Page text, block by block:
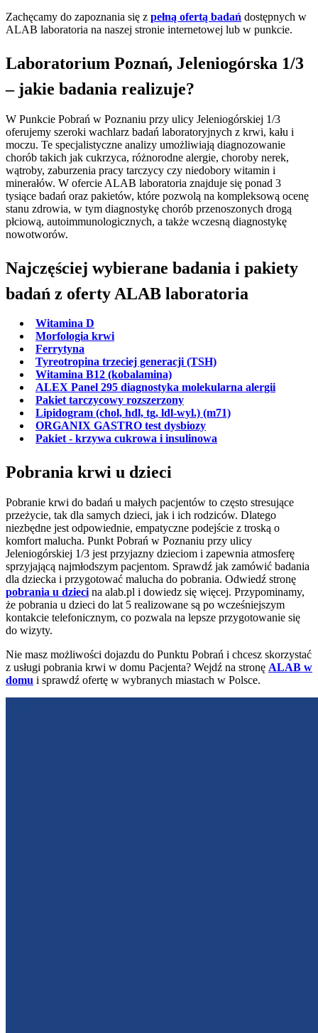
Zachęcamy do zapoznania się z pełną ofertą badań dostępnych w
ALAB laboratoria na naszej stronie internetowej lub w punkcie.
Laboratorium Poznań, Jeleniogórska 1/3
– jakie badania realizuje?
W Punkcie Pobrań w Poznaniu przy ulicy Jeleniogórskiej 1/3
oferujemy szeroki wachlarz badań laboratoryjnych z krwi, kału i
moczu. Te specjalistyczne analizy umożliwiają diagnozowanie
chorób takich jak cukrzyca, różnorodne alergie, choroby nerek,
wątroby, zaburzenia pracy tarczycy czy niedobory witamin i
minerałów. W ofercie ALAB laboratoria znajduje się ponad 3
tysiące badań oraz pakietów, które pozwolą na kompleksową ocenę
stanu zdrowia, w tym diagnostykę chorób przenoszonych drogą
płciową, autoimmunologicznych, a także wczesną diagnostykę
nowotworów.
Najczęściej wybierane badania i pakiety
badań z oferty ALAB laboratoria
Witamina D
Morfologia krwi
Ferrytyna
Tyreotropina trzeciej generacji (TSH)
Witamina B12 (kobalamina)
ALEX Panel 295 diagnostyka molekularna alergii
Pakiet tarczycowy rozszerzony
Lipidogram (chol, hdl, tg, ldl-wyl.) (m71)
ORGANIX GASTRO test dysbiozy
Pakiet - krzywa cukrowa i insulinowa
Pobrania krwi u dzieci
Pobranie krwi do badań u małych pacjentów to często stresujące
przeżycie, tak dla samych dzieci, jak i ich rodziców. Dlatego
niezbędne jest odpowiednie, empatyczne podejście z troską o
komfort malucha. Punkt Pobrań w Poznaniu przy ulicy
Jeleniogórskiej 1/3 jest przyjazny dzieciom i zapewnia atmosferę
sprzyjającą najmłodszym pacjentom. Sprawdź jak zamówić badania
dla dziecka i przygotować malucha do pobrania. Odwiedź stronę
pobrania u dzieci na alab.pl i dowiedz się więcej. Przypominamy,
że pobrania u dzieci do lat 5 realizowane są po wcześniejszym
kontakcie telefonicznym, co pozwala na lepsze przygotowanie się
do wizyty.
Nie masz możliwości dojazdu do Punktu Pobrań i chcesz skorzystać
z usługi pobrania krwi w domu Pacjenta? Wejdź na stronę ALAB w
domu i sprawdź ofertę w wybranych miastach w Polsce.